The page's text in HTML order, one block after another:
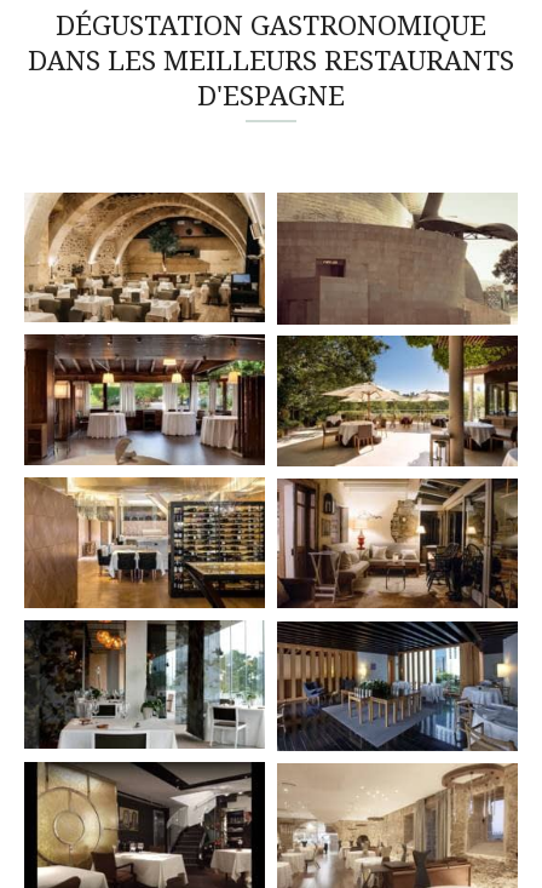
DÉGUSTATION GASTRONOMIQUE
DANS LES MEILLEURS RESTAURANTS
D'ESPAGNE